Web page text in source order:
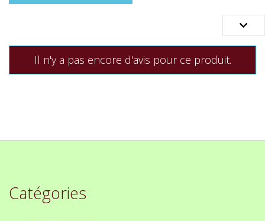

Il n'y a pas encore d'avis pour ce produit.
Catégories